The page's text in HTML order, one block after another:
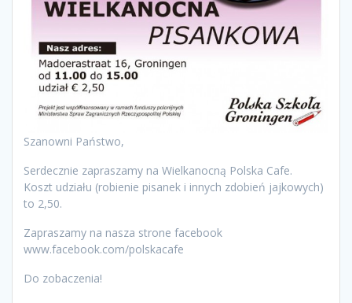
Szanowni Państwo,
Serdecznie zapraszamy na Wielkanocną Polska Cafe.
Koszt udziału (robienie pisanek i innych zdobień jajkowych)
to 2,50.
Zapraszamy na nasza strone facebook
www.facebook.com/polskacafe
Do zobaczenia!